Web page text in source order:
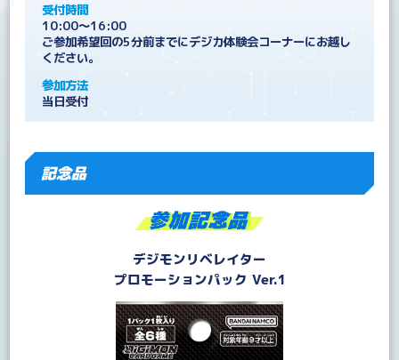
受付時間
10:00～16:00
ご参加希望回の5分前までにデジカ体験会コーナーにお越し
ください。
参加方法
当日受付
記念品
デジモンリベレイター
プロモーションパック Ver.1